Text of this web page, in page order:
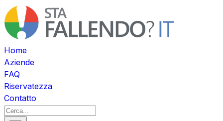
Home
Aziende
FAQ
Riservatezza
Contatto